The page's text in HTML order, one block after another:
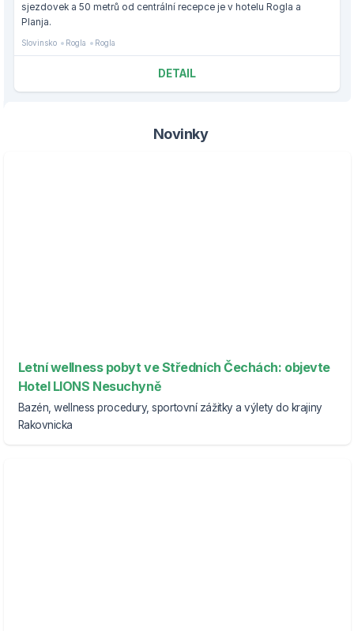
sjezdovek a 50 metrů od centrální recepce je v hotelu Rogla a
Planja.
Slovinsko Rogla Rogla
DETAIL
Novinky
Letní wellness pobyt ve Středních Čechách: objevte
Hotel LIONS Nesuchyně
Bazén, wellness procedury, sportovní zážitky a výlety do krajiny
Rakovnicka